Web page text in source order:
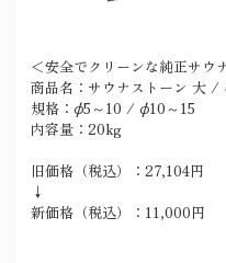
＜安全でクリーンな純正サウ
商品名：サウナストーン 大 /
規格：φ5～10 / φ10～15
内容量：20kg
旧価格（税込）：27,104円
↓
新価格（税込）：11,000円